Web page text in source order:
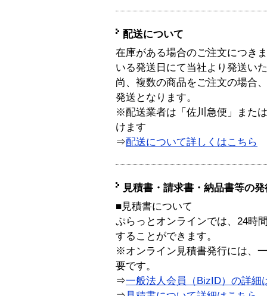
配送について
在庫がある場合のご注文につき
いる発送日にて当社より発送い
尚、複数の商品をご注文の場合
発送となります。
※配送業者は「佐川急便」また
けます
⇒配送について詳しくはこちら
見積書・請求書・納品書等の
■見積書について
ぷらっとオンラインでは、24時
することができます。
※オンライン見積書発行には、
要です。
⇒一般法人会員（BizID）の詳細